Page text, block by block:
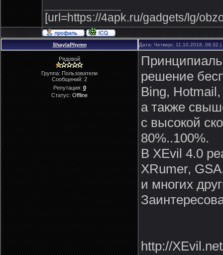
[url=https://4apk.ru/gadgets/lg/
ShaylaPhymn Дата: Четверг, 11.10.2018,
Рядовой
Группа: Пользователи
Сообщений:2
Репутация:0
Статус:Offline
решение
Bing,
а также
с высокой
80%..100%.
В XEvil 4.0
XRumer,
и многих
http://